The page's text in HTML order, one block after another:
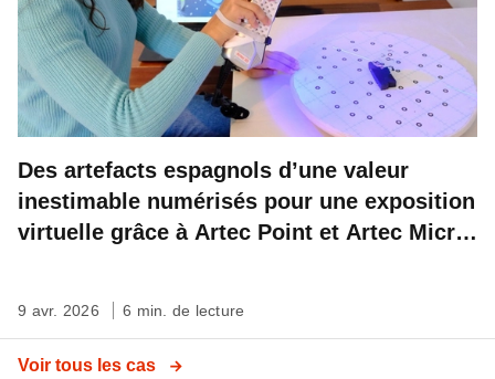
Des artefacts espagnols d’une valeur
inestimable numérisés pour une exposition
virtuelle grâce à Artec Point et Artec Micro
9 avr. 2026 6 min. de lecture
Voir tous les cas